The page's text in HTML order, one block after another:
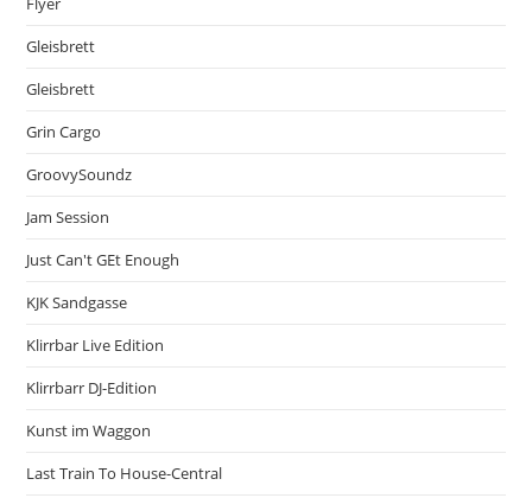
Gleisbrett
Gleisbrett
Grin Cargo
GroovySoundz
Jam Session
Just Can't GEt Enough
KJK Sandgasse
Klirrbar Live Edition
Klirrbarr DJ-Edition
Kunst im Waggon
Last Train To House-Central